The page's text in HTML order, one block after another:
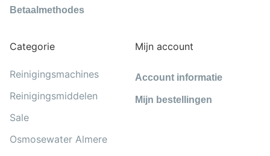
Betaalmethodes
Categorie
Reinigingsmachines
Reinigingsmiddelen
Sale
Osmosewater Almere
Mijn account
Account informatie
Mijn bestellingen